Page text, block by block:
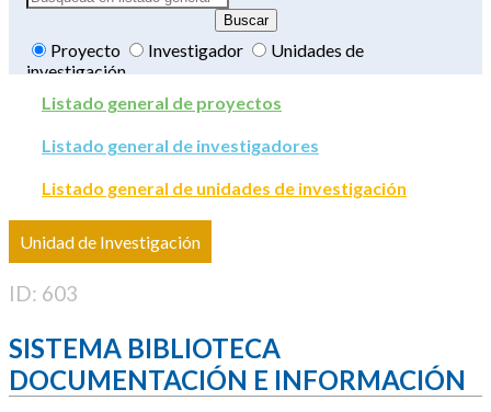
Proyecto Investigador
Unidades de
investigación
Listado general de proyectos
Listado general de investigadores
Listado general de unidades de investigación
Unidad de Investigación
ID: 603
SISTEMA BIBLIOTECA
DOCUMENTACIÓN E INFORMACIÓN